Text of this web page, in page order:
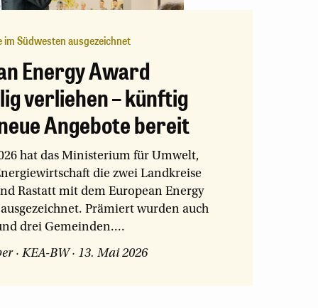
im Südwesten ausgezeichnet
Energy Award
verliehen – künftig
Angebote bereit
hat das Ministerium für Umwelt,
die zwei Landkreise
Rastatt mit dem European Energy
Prämiert wurden auch
drei Gemeinden....
· KEA-BW· 13. Mai 2026